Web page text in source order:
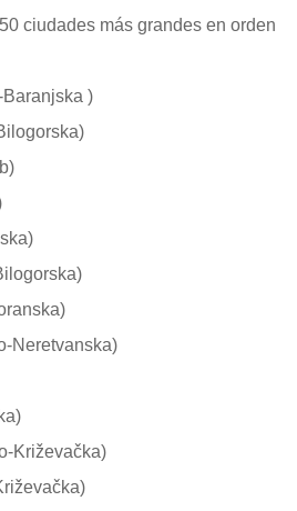
ciudades más grandes en orden
)
Neretvanska)
Križevačka)